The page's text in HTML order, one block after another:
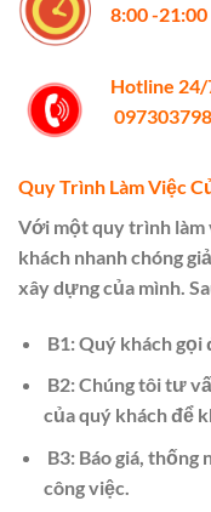
8:00 -21:00
Hotline 24/
​Quy Trình Làm Việc
Với một quy trình làm
khách nhanh chóng
xây dựng của mình.
B1: Quý khách gọi
B2: Chúng tôi tư
của quý khách để
B3: Báo giá,
công việc.